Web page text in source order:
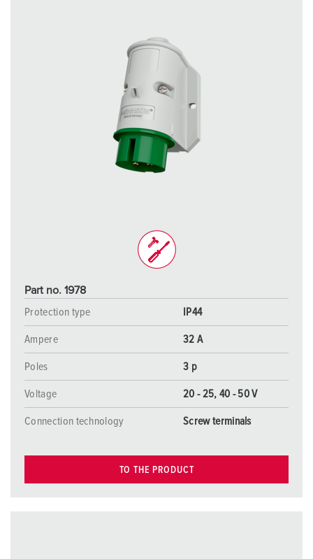
Part no. 1978
Protection type
IP44
Ampere 32 A
Poles 3 p
Voltage 20 - 25, 40 - 50 V
Connection technology Screw terminals
TO THE PRODUCT